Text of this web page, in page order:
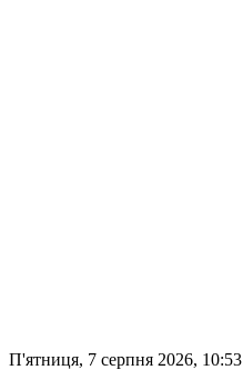
П'ятниця, 7 серпня 2026, 10:53